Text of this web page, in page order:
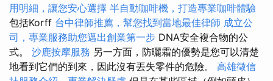
用明細，讓您安心選擇 半自動咖啡機，打造專業咖啡體驗
包括Korff 台中律師推薦，幫您找到當地最佳律師 成立公
司，專業服務助您邁出創業第一步 DNA安全複合物的公
式。 沙鹿按摩服務 另一方面，防曬霜的優勢是您可以清楚
地看到它們的到來，因此沒有丟失零件的危險。 高雄徵信